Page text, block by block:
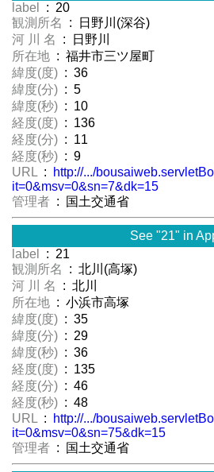
label
: 20
観測所名
: 日野川(深谷)
河 川 名
: 日野川
所在地 : 福井市三ツ屋町
緯度(度) : 36
緯度(分) : 5
緯度(秒) : 10
経度(度) : 136
経度(分) : 11
経度(秒) : 9
URL :
http://.../
it=0&msv=0&sn=7&dk=15
管理者 : 国土交通省
See "21" in
label
: 21
観測所名
: 北川(高塚)
河 川 名
: 北川
所在地 : 小浜市高塚
緯度(度) : 35
緯度(分) : 29
緯度(秒) : 36
経度(度) : 135
経度(分) : 46
経度(秒) : 48
URL :
http://.../
it=0&msv=0&sn=75&dk=15
管理者 : 国土交通省